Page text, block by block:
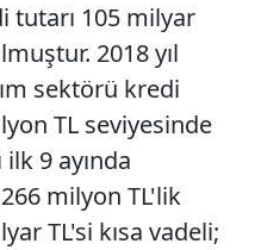
tutarı 105 milyar
2018 yıl
sektörü kredi
TL seviyesinde
9 ayında
milyon TL'lik
TL'si kısa vadeli;